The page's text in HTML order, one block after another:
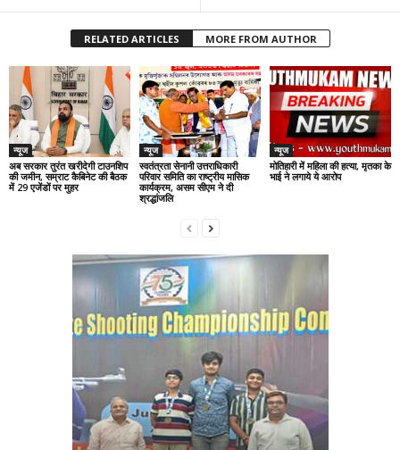
RELATED ARTICLES MORE FROM AUTHOR
न्यूज
अब सरकार तुरंत खरीदेगी टाउनशिप
की जमीन, सम्राट कैबिनेट की बैठक
में 29 एजेंडों पर मुहर
न्यूज
स्वतंत्रता सेनानी उत्तराधिकारी
परिवार समिति का राष्ट्रीय मासिक
कार्यक्रम, असम सीएम ने दी
श्रद्धांजलि
न्यूज
मोतिहारी में महिला की हत्या, मृतका के
भाई ने लगाये ये आरोप